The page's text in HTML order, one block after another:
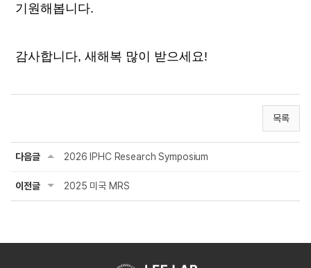
기원해봅니다.
감사합니다, 새해복 많이 받으세요!
목록
다음글 2026 IPHC Research Symposium
이전글 2025 미국 MRS